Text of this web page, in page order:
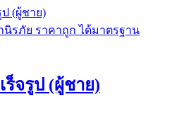
นิรภัย ราคาถูก ได้มาตรฐาน
ร็จรูป (ผู้ชาย)